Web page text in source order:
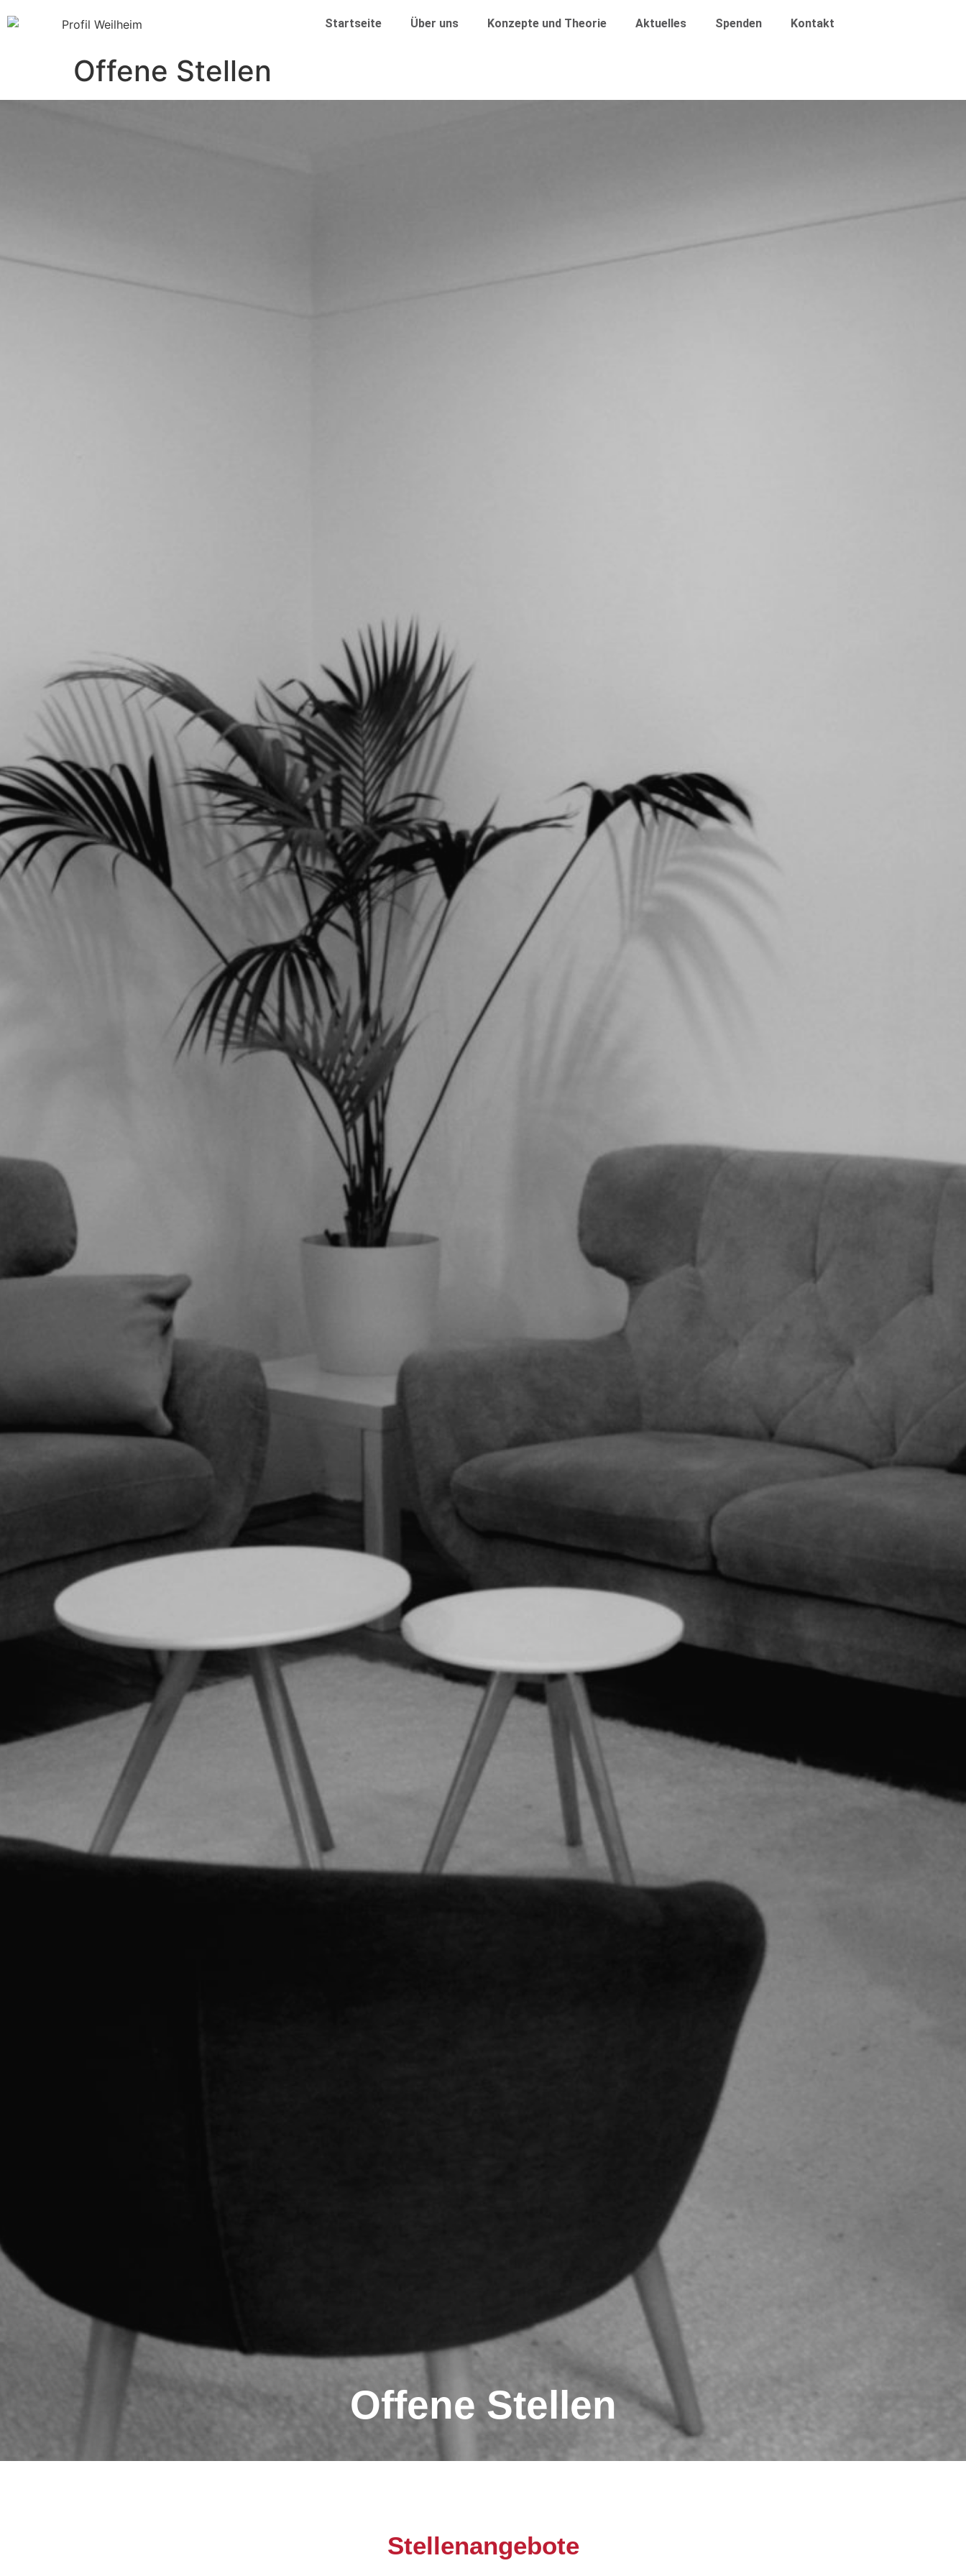
Startseite Über uns Konzepte und Theorie Aktuelles Spenden Kontakt
Offene Stellen
Offene Stellen
Stellenangebote